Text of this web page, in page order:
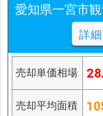
愛知県一宮市
詳
売却単価相場
売却平均面積